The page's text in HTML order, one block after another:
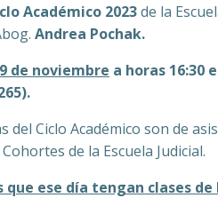
Académico 2023de la
Andrea Pochak.
de noviembre a horas 16:30
del Ciclo Académico son de
de la Escuela Judicial.
ese día tengan clases